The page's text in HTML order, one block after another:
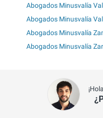
Abogados Minusvalía
Abogados Minusvalía
Abogados Minusvalía
Abogados Minusvalía